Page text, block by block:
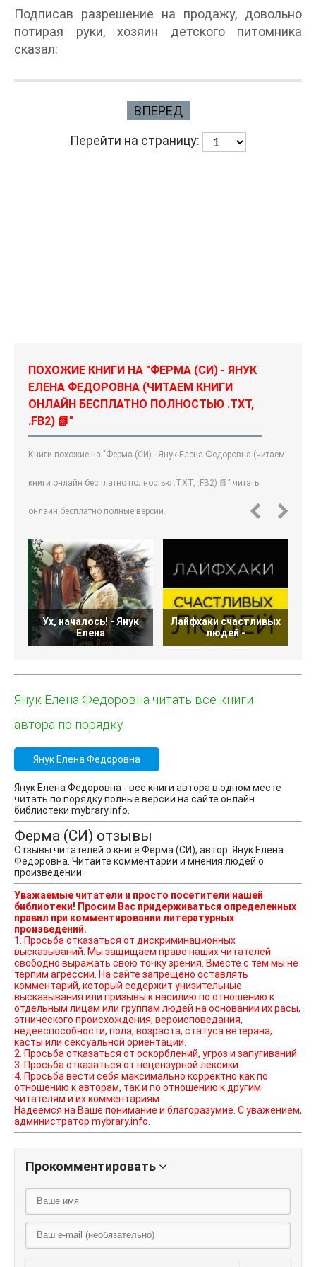
Подписав разрешение на продажу, довольно
потирая руки, хозяин детского питомника
сказал:
ВПЕРЕД
Перейти на страницу:
ПОХОЖИЕ КНИГИ НА "ФЕРМА (СИ) - ЯНУК
ЕЛЕНА ФЕДОРОВНА (ЧИТАЕМ КНИГИ
ОНЛАЙН БЕСПЛАТНО ПОЛНОСТЬЮ .TXT,
.FB2) 📗"
Книги похожие на "Ферма (СИ) - Янук Елена Федоровна (читаем
книги онлайн бесплатно полностью .TXT, .FB2) 📗" читать
онлайн бесплатно полные версии.
Ух, началось! - Янук
Елена
Лайфхаки счастливых
людей -
Янук Елена Федоровна читать все книги
автора по порядку
Янук Елена Федоровна
Янук Елена Федоровна - все книги автора в одном месте
читать по порядку полные версии на сайте онлайн
библиотеки mybrary.info.
Ферма (СИ) отзывы
Отзывы читателей о книге Ферма (СИ), автор: Янук Елена
Федоровна. Читайте комментарии и мнения людей о
произведении.
Уважаемые читатели и просто посетители нашей
библиотеки! Просим Вас придерживаться определенных
правил при комментировании литературных
произведений.
1. Просьба отказаться от дискриминационных
высказываний. Мы защищаем право наших читателей
свободно выражать свою точку зрения. Вместе с тем мы не
терпим агрессии. На сайте запрещено оставлять
комментарий, который содержит унизительные
высказывания или призывы к насилию по отношению к
отдельным лицам или группам людей на основании их расы,
этнического происхождения, вероисповедания,
недееспособности, пола, возраста, статуса ветерана,
касты или сексуальной ориентации.
2. Просьба отказаться от оскорблений, угроз и запугиваний.
3. Просьба отказаться от нецензурной лексики.
4. Просьба вести себя максимально корректно как по
отношению к авторам, так и по отношению к другим
читателям и их комментариям.
Надеемся на Ваше понимание и благоразумие. С уважением,
администратор mybrary.info.
Прокомментировать